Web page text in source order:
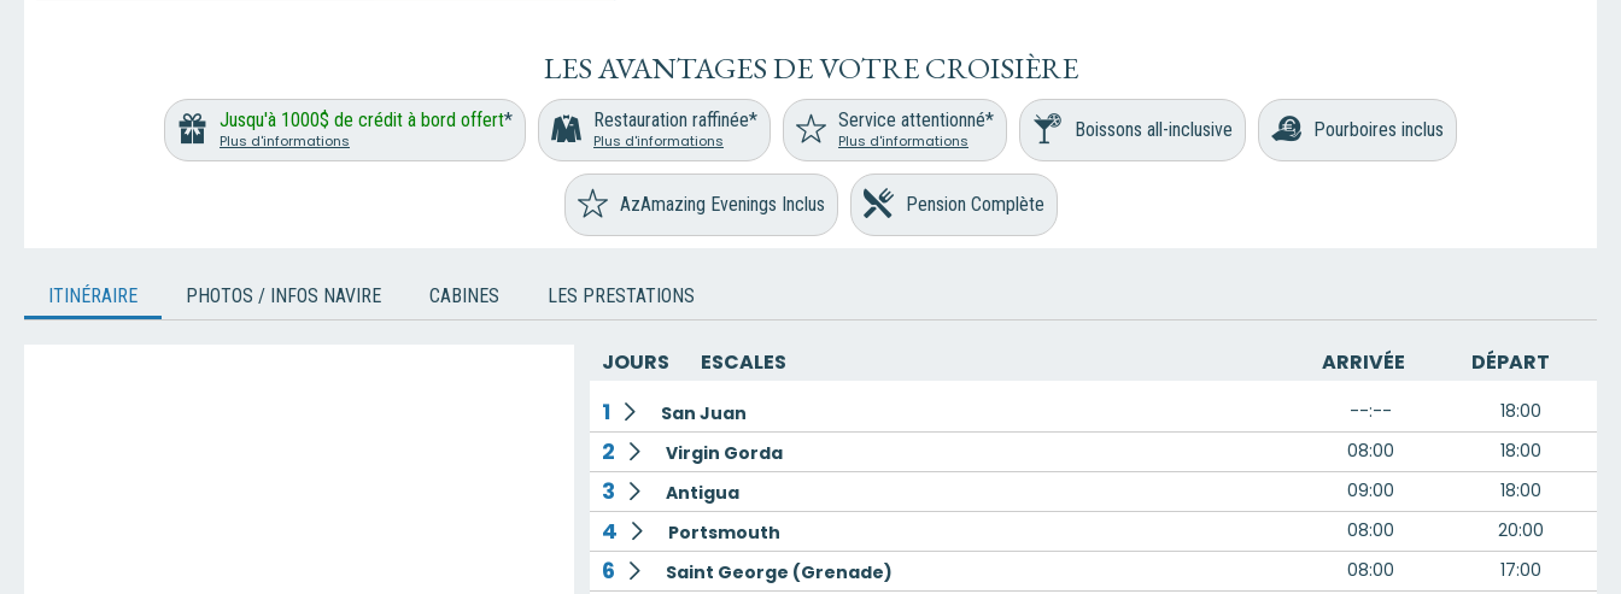
LES AVANTAGES DE VOTRE CROISIÈRE
Jusqu'à 1000$ de crédit à bord offert*
Plus d'informations
Restauration raffinée*
Plus d'informations
Service attentionné*
Plus d'informations Boissons all-inclusive Pourboires inclus
AzAmazing Evenings Inclus Pension Complète
ITINÉRAIRE PHOTOS / INFOS NAVIRE CABINES LES PRESTATIONS
JOURS ESCALES ARRIVÉE DÉPART
1 San Juan --:-- 18:00
2 Virgin Gorda 08:00 18:00
3 Antigua 09:00 18:00
4 Portsmouth 08:00 20:00
6 Saint George (Grenade) 08:00 17:00